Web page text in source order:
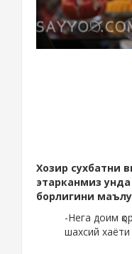
Хозир сухбатни
этарканмиз
борлигини
-Нега доим
шахсий хаёти